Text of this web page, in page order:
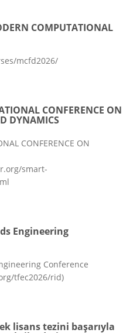
COMPUTATIONAL
mcfd2026/
CONFERENCE ON
DYNAMICS
CONFERENCE ON
smart-
Engineering
Conference
tfec2026/rid)
lisans tezini başarıyla